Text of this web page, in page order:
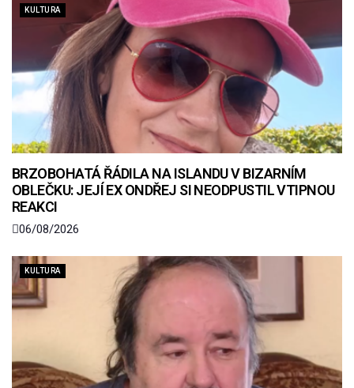
KULTURA
BRZOBOHATÁ ŘÁDILA NA ISLANDU V BIZARNÍM
OBLEČKU: JEJÍ EX ONDŘEJ SI NEODPUSTIL VTIPNOU
REAKCI
06/08/2026
KULTURA